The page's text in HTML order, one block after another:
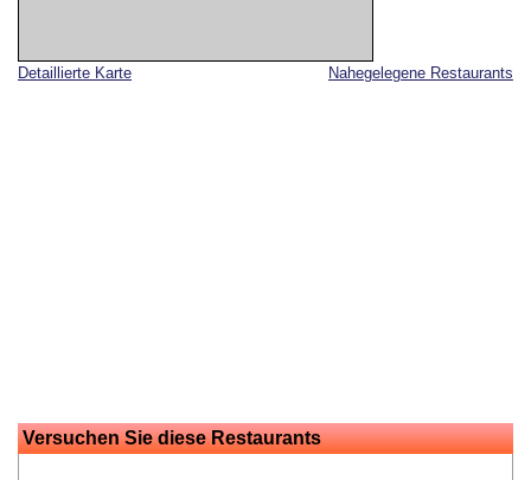
Nahegelegene Restaurants
Detaillierte Karte
Versuchen Sie diese Restaurants